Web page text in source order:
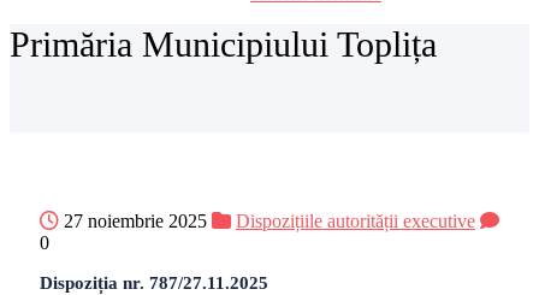
Primăria Municipiului Toplița
27 noiembrie 2025
Dispozițiile autorității executive
0
Dispoziția nr. 787/27.11.2025